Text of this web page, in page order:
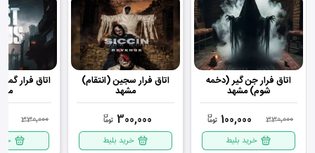
اتاق فرار جن‌ گیر (دخمه
شوم) مشهد
330,000
100,000
خرید بلیط
اتاق فرار سجین (انتقام)
مشهد
300,000
خرید بلیط
اتاق فرار
330,000